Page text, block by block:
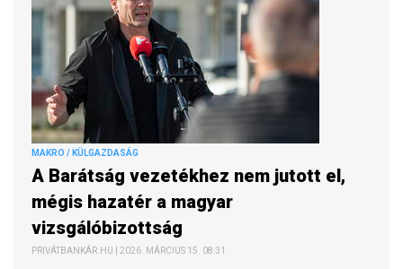
MAKRO / KÜLGAZDASÁG
A Barátság vezetékhez nem jutott el,
mégis hazatér a magyar
vizsgálóbizottság
PRIVÁTBANKÁR.HU | 2026. MÁRCIUS 15. 08:31